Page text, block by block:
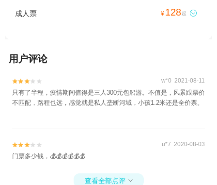
成人票 ¥ 128起 
用户评论

 w*0 2021-08-11
只有了半程，疫情期间值得是三人300元包船游。不值是，风景跟票价
不匹配，路程也远，感觉就是私人垄断河域，小孩1.2米还是全价票。

 u*7 2020-08-03
门票多少钱，💰💰💰💰💰💰
查看全部点评 